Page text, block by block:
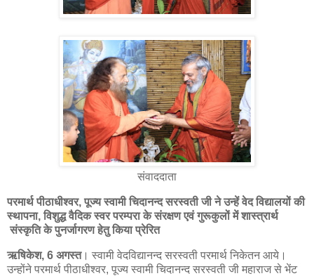
संवाददाता
परमार्थ पीठाधीश्वर, पूज्य स्वामी चिदानन्द सरस्वती जी ने उन्हें वेद विद्यालयों की
स्थापना, विशुद्ध वैदिक स्वर परम्परा के संरक्षण एवं गुरूकुलों में शास्त्रार्थ
संस्कृति के पुनर्जागरण हेतु किया प्रेरित
ऋषिकेश, 6 अगस्त। स्वामी वेदविद्यानन्द सरस्वती परमार्थ निकेतन आये।
उन्होंने परमार्थ पीठाधीश्वर, पूज्य स्वामी चिदानन्द सरस्वती जी महाराज से भेंट